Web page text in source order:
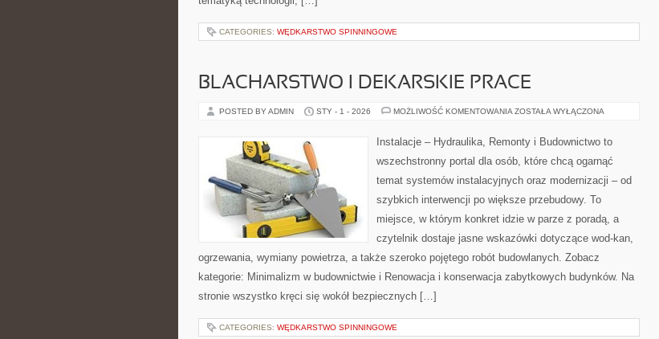
CATEGORIES: WĘDKARSTWO SPINNINGOWE
BLACHARSTWO I DEKARSKIE PRACE
POSTED BY ADMIN STY - 1 - 2026 MOŻLIWOŚĆ KOMENTOWANIA BLACHARSTWO
PRACE
ZOSTAŁA WYŁĄCZONA
Instalacje – Hydraulika, Remonty i Budownictwo to
wszechstronny portal dla osób, które chcą ogarnąć
temat systemów instalacyjnych oraz modernizacji – od
szybkich interwencji po większe przebudowy. To
miejsce, w którym konkret idzie w parze z poradą, a
czytelnik dostaje jasne wskazówki dotyczące wod-kan,
ogrzewania, wymiany powietrza, a także szeroko pojętego robót budowlanych. Zobacz
kategorie: Minimalizm w budownictwie i Renowacja i konserwacja zabytkowych budynków. Na
stronie wszystko kręci się wokół bezpiecznych […]
CATEGORIES: WĘDKARSTWO SPINNINGOWE